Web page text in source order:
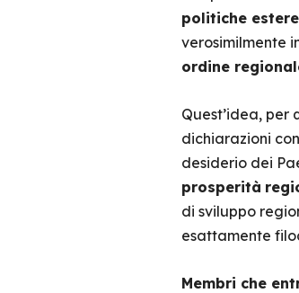
politiche
verosimilmente
ordine
Quest’idea,
dichiarazioni
desiderio dei
prosperità
di sviluppo
esattamente
Membri che